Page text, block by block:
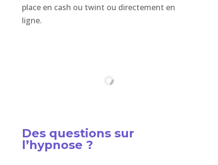
place en cash ou twint ou directement en
ligne.
Des questions sur
l’hypnose ?